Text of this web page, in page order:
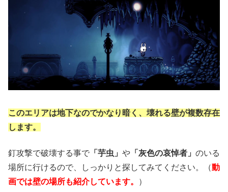
このエリアは地下なのでかなり暗く、壊れる壁が複数存在
します。
釘攻撃で破壊する事で 「芋虫」 や 「灰色の哀悼者」 のいる
場所に行けるので、しっかりと探してみてください。（動
画では壁の場所も紹介しています。
）